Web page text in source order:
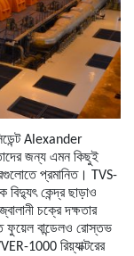
Alexander
জন্য এমন কিছুই
প্রমানিত। TVS-
বিদ্যুৎ কেন্দ্র ছাড়াও
জ্বালানী চক্রে দক্ষতার
ফুয়েল বান্ডেলও রোস্তভ
1000 রিয়্যাক্টরের